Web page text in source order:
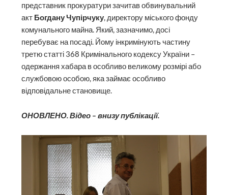
представник прокуратури зачитав обвинувальний
акт Богдану Чупірчуку, директору міського фонду
комунального майна. Який, зазначимо, досі
перебуває на посаді. Йому інкримінують частину
третю статті 368 Кримінального кодексу України –
одержання хабара в особливо великому розмірі або
службовою особою, яка займає особливо
відповідальне становище.
ОНОВЛЕНО. Відео – внизу публікації.